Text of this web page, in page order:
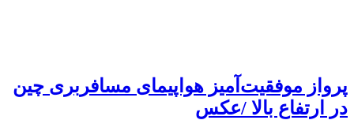
پرواز موفقیت‌آمیز هواپیمای مسافربری چین
در ارتفاع بالا /عکس